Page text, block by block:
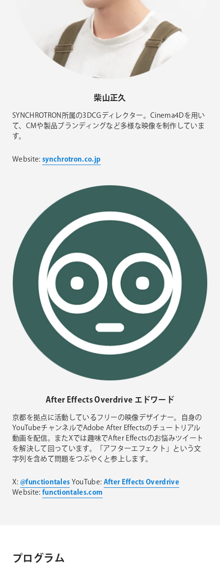
柴山正久
SYNCHROTRON所属の3DCGディレクター。Cinema4Dを用い
て、CMや製品ブランディングなど多様な映像を制作していま
す。
Website: synchrotron.co.jp
After Effects Overdrive エドワード​
京都を拠点に活動しているフリーの映像デザイナー。自身の
YouTubeチャンネルでAdobe After Effectsのチュートリアル
動画を配信。またXでは趣味でAfter Effectsのお悩みツイート
を解決して回っています。「アフターエフェクト」という文
字列を含めて問題をつぶやくと参上します。
X: @functiontales YouTube: After Effects Overdrive
Website: functiontales.com
プログラム